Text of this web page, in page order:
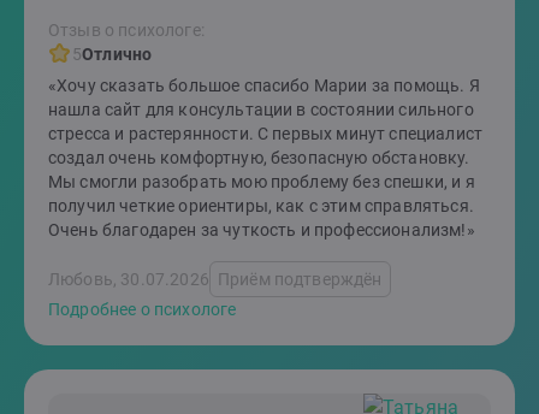
Отзыв о психологе:
5Отлично
«Хочу сказать большое спасибо Марии за помощь. Я
нашла сайт для консультации в состоянии сильного
стресса и растерянности. С первых минут специалист
создал очень комфортную, безопасную обстановку.
Мы смогли разобрать мою проблему без спешки, и я
получил четкие ориентиры, как с этим справляться.
Очень благодарен за чуткость и профессионализм!»
Любовь, 30.07.2026 Приём подтверждён
Подробнее о психологе